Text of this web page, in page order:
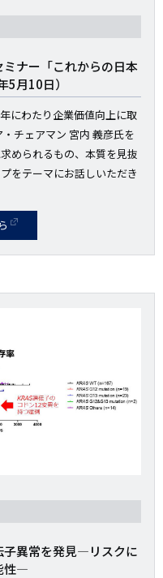
ナー「これからの日本
月10日）
にわたり企業価値向上に取
チェアマン 宮内 義彦氏を
められるもの、本質を見抜
をテーマにお話しいただき
子異常を発見―リスクに
性―